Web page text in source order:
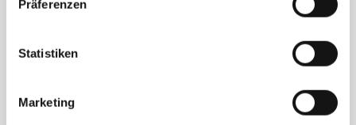
Präferenzen
Statistiken
Marketing
feat. Youssoupha – Advance ticket sales begin